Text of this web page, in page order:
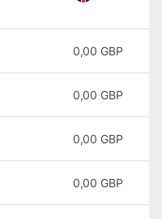
0,00 GBP
0,00 GBP
0,00 GBP
0,00 GBP